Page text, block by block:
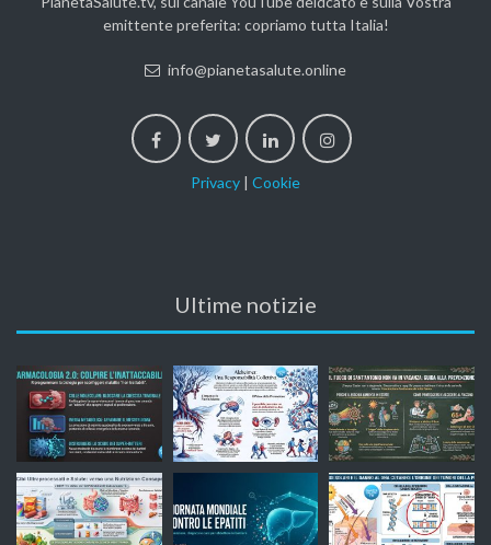
emittente preferita: copriamo tutta Italia!
info@pianetasalute.online
Privacy | Cookie
Ultime notizie